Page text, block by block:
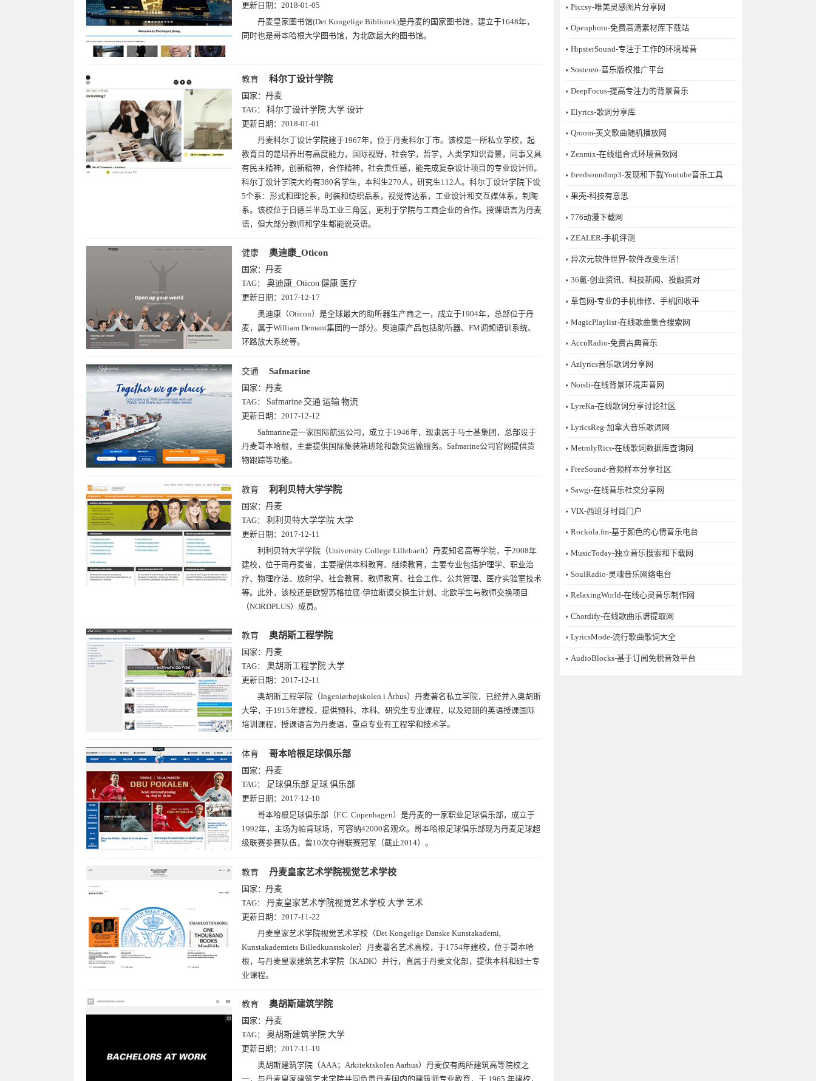
更新日期： 2018-01-05
丹麦皇家图书馆(Det Kongelige Bibliotek)是丹麦的国家图书馆，建立于1648年，
同时也是哥本哈根大学图书馆，为北欧最大的图书馆。
教育 科尔丁设计学院
国家： 丹麦
TAG： 科尔丁设计学院 大学 设计
更新日期： 2018-01-01
丹麦科尔丁设计学院建于1967年，位于丹麦科尔丁市。该校是一所私立学校，起
教育目的是培养出有高度能力，国际视野，社会学，哲学，人类学知识背景，同事又具
有民主精神，创新精神，合作精神，社会责任感，能完成复杂设计项目的专业设计师。
科尔丁设计学院大约有380名学生，本科生270人，研究生112人。科尔丁设计学院下设
5个系：形式和理论系，时装和纺织品系，视觉传达系，工业设计和交互媒体系，制陶
系。该校位于日德兰半岛工业三角区，更利于学院与工商企业的合作。授课语言为丹麦
语，但大部分教师和学生都能说英语。
健康 奥迪康_Oticon
国家： 丹麦
TAG： 奥迪康_Oticon 健康 医疗
更新日期： 2017-12-17
奥迪康（Oticon）是全球最大的助听器生产商之一，成立于1904年，总部位于丹
麦，属于William Demant集团的一部分。奥迪康产品包括助听器、FM调频语训系统、
环路放大系统等。
交通 Safmarine
国家： 丹麦
TAG： Safmarine 交通 运输 物流
更新日期： 2017-12-12
Safmarine是一家国际航运公司，成立于1946年，现隶属于马士基集团，总部设于
丹麦哥本哈根，主要提供国际集装箱班轮和散货运输服务。Safmarine公司官网提供货
物跟踪等功能。
教育 利利贝特大学学院
国家： 丹麦
TAG： 利利贝特大学学院 大学
更新日期： 2017-12-11
利利贝特大学学院（University College Lillebaelt）丹麦知名高等学院，于2008年
建校，位于南丹麦省，主要提供本科教育、继续教育，主要专业包括护理学、职业治
疗、物理疗法、放射学、社会教育、教师教育、社会工作、公共管理、医疗实验室技术
等。此外，该校还是欧盟苏格拉底-伊拉斯谟交换生计划、北欧学生与教师交换项目
（NORDPLUS）成员。
教育 奥胡斯工程学院
国家： 丹麦
TAG： 奥胡斯工程学院 大学
更新日期： 2017-12-11
奥胡斯工程学院（Ingeniørhøjskolen i Århus）丹麦著名私立学院，已经并入奥胡斯
大学，于1915年建校，提供预科、本科、研究生专业课程，以及短期的英语授课国际
培训课程，授课语言为丹麦语，重点专业有工程学和技术学。
体育 哥本哈根足球俱乐部
国家： 丹麦
TAG：
足球俱乐部 足球 俱乐部
更新日期： 2017-12-10
哥本哈根足球俱乐部（F.C. Copenhagen）是丹麦的一家职业足球俱乐部，成立于
1992年，主场为帕肯球场，可容纳42000名观众。哥本哈根足球俱乐部现为丹麦足球超
级联赛参赛队伍，曾10次夺得联赛冠军（截止2014）。
教育 丹麦皇家艺术学院视觉艺术学校
国家： 丹麦
TAG： 丹麦皇家艺术学院视觉艺术学校 大学 艺术
更新日期： 2017-11-22
丹麦皇家艺术学院视觉艺术学校（Det Kongelige Danske Kunstakademi,
Kunstakademiets Billedkunstskoler）丹麦著名艺术高校，于1754年建校，位于哥本哈
根，与丹麦皇家建筑艺术学院（KADK）并行，直属于丹麦文化部，提供本科和硕士专
业课程。
教育 奥胡斯建筑学院
国家： 丹麦
TAG： 奥胡斯建筑学院 大学
更新日期： 2017-11-19
奥胡斯建筑学院（AAA；Arkitektskolen Aarhus）丹麦仅有两所建筑高等院校之
一，与丹麦皇家建筑艺术学院共同负责丹麦国内的建筑师专业教育，于 1965 年建校，
Piccsy-唯美灵感图片分享网
Openphoto-免费高清素材库下载站
HipsterSound-专注于工作的环境噪音
Sostereo-音乐版权推广平台
DeepFocus-提高专注力的背景音乐
Elyrics-歌词分享库
Qroom-英文歌曲随机播放网
Zenmix-在线组合式环境音效网
freedsoundmp3-发现和下载Youtube音乐工具
果壳-科技有意思
776动漫下载网
ZEALER-手机评测
异次元软件世界-软件改变生活！
36氪-创业资讯、科技新闻、投融资对
草包网-专业的手机维修、手机回收平
MagicPlaylist-在线歌曲集合搜索网
AccuRadio-免费古典音乐
Azlyrics音乐歌词分享网
Noisli-在线背景环境声音网
LyreKa-在线歌词分享讨论社区
LyricsReg-加拿大音乐歌词网
MetrolyRics-在线歌词数据库查询网
FreeSound-音频样本分享社区
Sawgi-在线音乐社交分享网
​VIX-西班牙时尚门户
Rockola.fm-基于颜色的心情音乐电台
MusicToday-独立音乐搜索和下载网
SoulRadio-灵魂音乐网络电台
RelaxingWorld-在线心灵音乐制作网
Chordify-在线歌曲乐谱提取网
LyricsMode-流行歌曲歌词大全
AudioBlocks-基于订阅免税音效平台